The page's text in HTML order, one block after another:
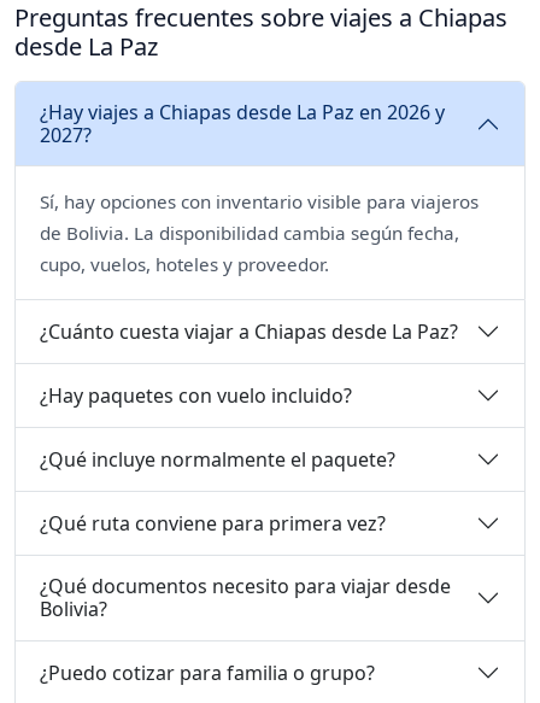
Preguntas frecuentes sobre viajes a Chiapas
desde La Paz
¿Hay viajes a Chiapas desde La Paz en 2026 y
2027?
Sí, hay opciones con inventario visible para viajeros
de Bolivia. La disponibilidad cambia según fecha,
cupo, vuelos, hoteles y proveedor.
¿Cuánto cuesta viajar a Chiapas desde La Paz?
¿Hay paquetes con vuelo incluido?
¿Qué incluye normalmente el paquete?
¿Qué ruta conviene para primera vez?
¿Qué documentos necesito para viajar desde
Bolivia?
¿Puedo cotizar para familia o grupo?